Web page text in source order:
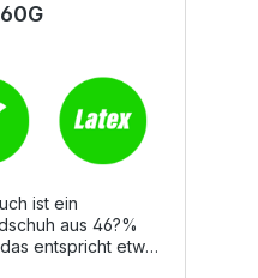
ist ein
aus 46?%
entspricht etwa